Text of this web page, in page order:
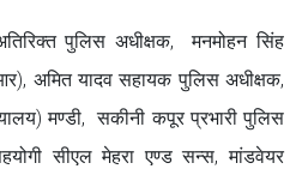
पुलिस अधीक्षक, मनमोहन सिंह
अमित यादव सहायक पुलिस अधीक्षक,
मण्डी, सकीनी कपूर प्रभारी पुलिस
सीएल मेहरा एण्ड सन्स, मांडवेयर